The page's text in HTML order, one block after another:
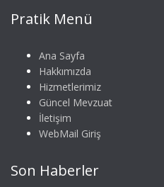
Pratik Menü
Ana Sayfa
Hakkımızda
Hizmetlerimiz
Güncel Mevzuat
İletişim
WebMail Giriş
Son Haberler